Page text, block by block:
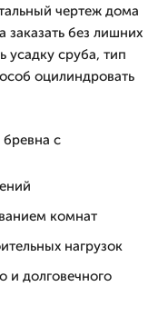
чертеж дома
заказать без лишних
усадку сруба, тип
оцилиндровать
с
комнат
нагрузок
и долговечного